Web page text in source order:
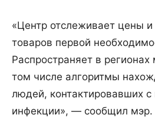
«Центр отслеживает цены и
товаров первой
Распространяет в регионах
том числе алгоритмы
людей, контактировавших с
инфекции», — сообщил мэр.